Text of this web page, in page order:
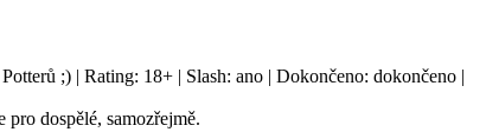
;) | Rating: 18+ | Slash: ano | Dokončeno: dokončeno |
dospělé, samozřejmě.